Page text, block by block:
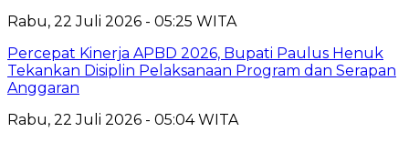
Rabu, 22 Juli 2026 - 05:25 WITA
Percepat Kinerja APBD 2026, Bupati Paulus Henuk
Tekankan Disiplin Pelaksanaan Program dan Serapan
Anggaran
Rabu, 22 Juli 2026 - 05:04 WITA